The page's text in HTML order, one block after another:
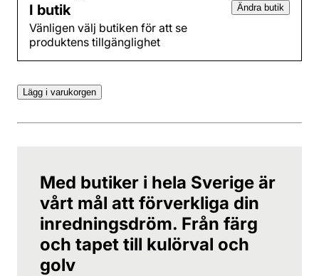
I butik
Vänligen välj butiken för att se
produktens tillgänglighet
Ändra butik
Lägg i varukorgen
Med butiker i hela Sverige är
vårt mål att förverkliga din
inredningsdröm. Från färg
och tapet till kulörval och
golv